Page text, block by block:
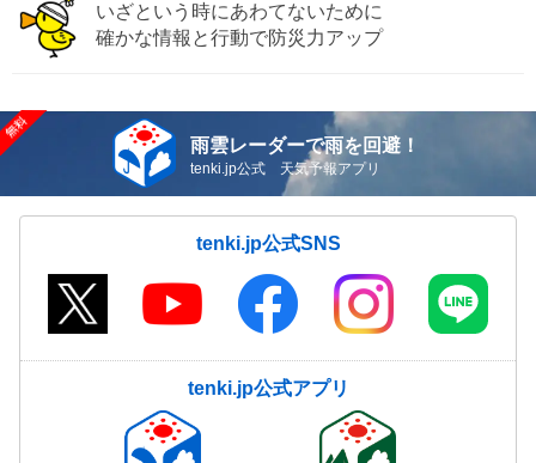
いざという時にあわてないために
確かな情報と行動で防災力アップ
雨雲レーダーで雨を回避！
tenki.jp公式 天気予報アプリ
tenki.jp公式SNS
tenki.jp公式アプリ